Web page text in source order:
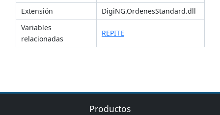
Extensión
DigiNG.OrdenesStandard.dll
Variables
relacionadas
REPITE
Productos